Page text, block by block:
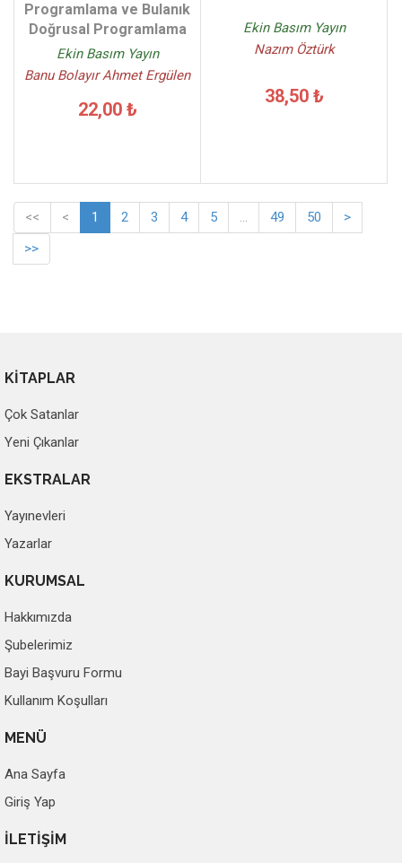
Programlama ve Bulanık
Doğrusal Programlama
Ekin Basım Yayın
Banu Bolayır Ahmet Ergülen
22,00 ₺
Ekin Basım Yayın
Nazım Öztürk
38,50 ₺
<< < 1 2 3 4 5 ... 49 50
>
>>
KİTAPLAR
Çok Satanlar
Yeni Çıkanlar
EKSTRALAR
Yayınevleri
Yazarlar
KURUMSAL
Hakkımızda
Şubelerimiz
Bayi Başvuru Formu
Kullanım Koşulları
MENÜ
Ana Sayfa
Giriş Yap
İLETİŞİM